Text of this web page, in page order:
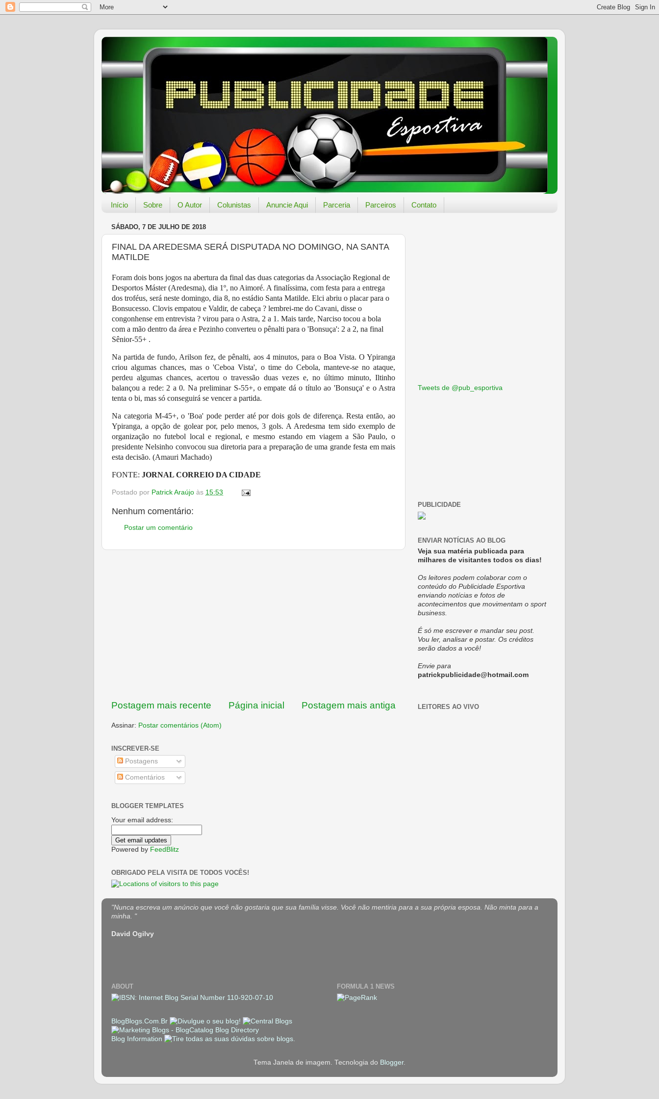
Início Sobre O Autor Colunistas Anuncie Aqui Parceria Parceiros Contato
SÁBADO, 7 DE JULHO DE 2018
FINAL DA AREDESMA SERÁ DISPUTADA NO DOMINGO, NA SANTA
MATILDE
Foram dois bons jogos na abertura da final das duas categorias da Associação Regional de
Desportos Máster (Aredesma), dia 1º, no Aimoré. A finalíssima, com festa para a entrega
dos troféus, será neste domingo, dia 8, no estádio Santa Matilde. Elci abriu o placar para o
Bonsucesso. Clovis empatou e Valdir, de cabeça ? lembrei-me do Cavani, disse o
congonhense em entrevista ? virou para o Astra, 2 a 1. Mais tarde, Narciso tocou a bola
com a mão dentro da área e Pezinho converteu o pênalti para o 'Bonsuça': 2 a 2, na final
Sênior-55+ .
Na partida de fundo, Arilson fez, de pênalti, aos 4 minutos, para o Boa Vista. O Ypiranga
criou algumas chances, mas o 'Ceboa Vista', o time do Cebola, manteve-se no ataque,
perdeu algumas chances, acertou o travessão duas vezes e, no último minuto, Iltinho
balançou a rede: 2 a 0. Na preliminar S-55+, o empate dá o título ao 'Bonsuça' e o Astra
tenta o bi, mas só conseguirá se vencer a partida.
Na categoria M-45+, o 'Boa' pode perder até por dois gols de diferença. Resta então, ao
Ypiranga, a opção de golear por, pelo menos, 3 gols. A Aredesma tem sido exemplo de
organização no futebol local e regional, e mesmo estando em viagem a São Paulo, o
presidente Nelsinho convocou sua diretoria para a preparação de uma grande festa em mais
esta decisão. (Amauri Machado)
FONTE: JORNAL CORREIO DA CIDADE
Postado por Patrick Araújo às 15:53
Nenhum comentário:
Postar um comentário
Postagem mais recente Postagem mais antiga
Página inicial
Assinar: Postar comentários (Atom)
INSCREVER-SE
Postagens
Comentários
BLOGGER TEMPLATES
Your email address:
Powered by FeedBlitz
OBRIGADO PELA VISITA DE TODOS VOCÊS!
Tweets de @pub_esportiva
PUBLICIDADE
ENVIAR NOTÍCIAS AO BLOG
Veja sua matéria publicada para
milhares de visitantes todos os dias!
Os leitores podem colaborar com o
conteúdo do Publicidade Esportiva
enviando notícias e fotos de
acontecimentos que movimentam o sport
business.
É só me escrever e mandar seu post.
Vou ler, analisar e postar. Os créditos
serão dados a você!
Envie para
patrickpublicidade@hotmail.com
LEITORES AO VIVO
"Nunca escreva um anúncio que você não gostaria que sua família visse. Você não mentiria para a sua própria esposa. Não minta para a
minha. "
David Ogilvy
ABOUT
BlogBlogs.Com.Br
Blog Information
FORMULA 1 NEWS
Tema Janela de imagem. Tecnologia do Blogger.